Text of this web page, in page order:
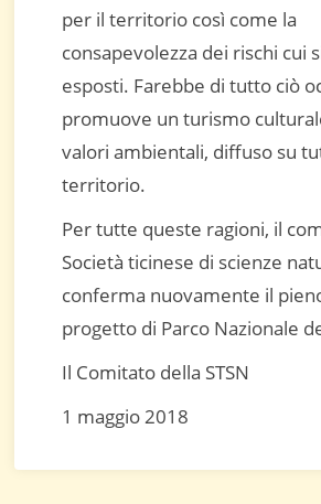
per il territorio così come la
consapevolezza dei rischi cui
esposti. Farebbe di tutto ciò
promuove un turismo
valori ambientali, diffuso su
territorio.
Per tutte queste ragioni, il
Società ticinese di scienze
conferma nuovamente il
progetto di Parco Nazionale
Il Comitato della STSN
1 maggio 2018